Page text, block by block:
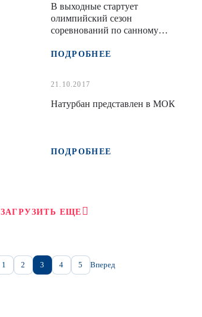
В выходные стартует
олимпийский сезон
соревнований по санному
ПОДРОБНЕЕ
21.10.2017
Натурбан представлен в МОК
ПОДРОБНЕЕ
ЗАГРУЗИТЬ ЕЩЕ
1 2 3 4 5 Вперед